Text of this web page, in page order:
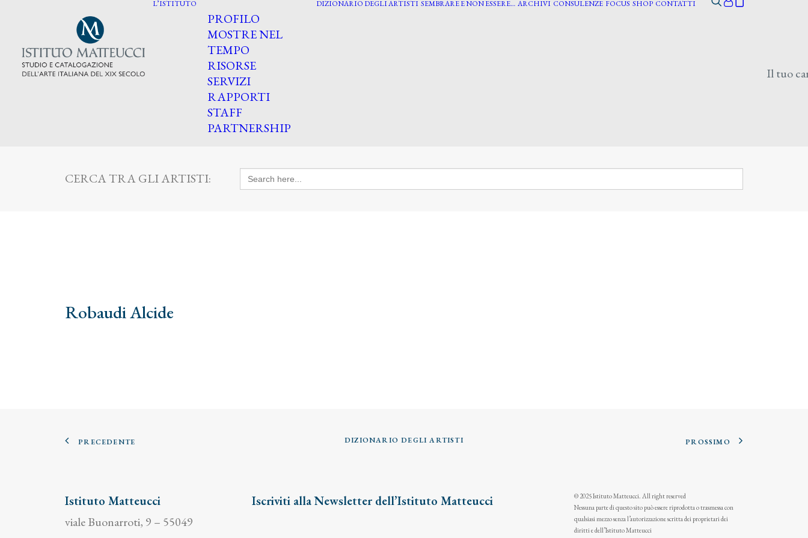
L’ISTITUTO
PROFILO
MOSTRE NEL
TEMPO
RISORSE
SERVIZI
RAPPORTI
STAFF
PARTNERSHIP
DIZIONARIO DEGLI ARTISTI SEMBRARE E NON ESSERE… ARCHIVI CONSULENZE FOCUS SHOP CONTATTI
Il tuo
CERCA TRA GLI ARTISTI: Search
for:
Robaudi Alcide
PRECEDENTE DIZIONARIO DEGLI ARTISTI PROSSIMO
Istituto Matteucci
viale Buonarroti, 9 – 55049
Iscriviti alla Newsletter dell’Istituto Matteucci
© 2025 Istituto Matteucci. All right reserved
Nessuna parte di questo sito può essere riprodotta o trasmessa con
qualsiasi mezzo senza l’autorizzazione scritta dei proprietari dei
diritti e dell’Istituto Matteucci